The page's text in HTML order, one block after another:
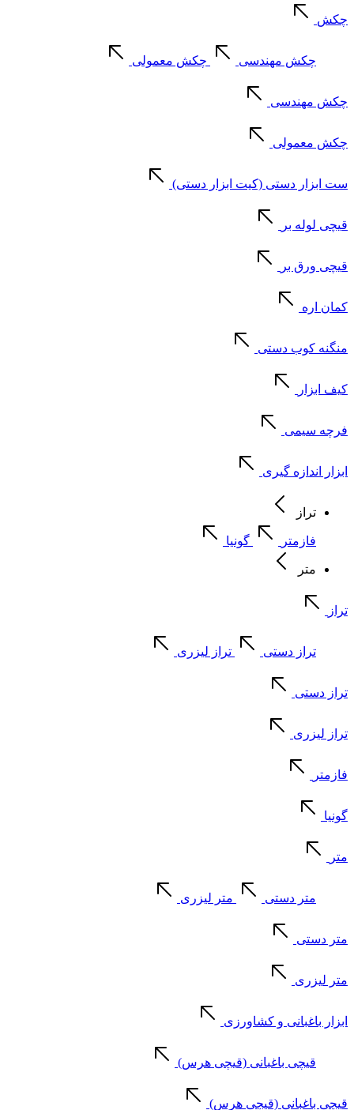
چکش
چکش مهندسی چکش معمولی
چکش مهندسی
چکش معمولی
ست ابزار دستی (کیت ابزار دستی)
قیچی لوله بر
قیچی ورق بر
کمان اره
منگنه کوب دستی
کیف ابزار
فرچه سیمی
ابزار اندازه گیری
تراز
فازمتر گونیا
متر
تراز
تراز دستی تراز لیزری
تراز دستی
تراز لیزری
فازمتر
گونیا
متر
متر دستی متر لیزری
متر دستی
متر لیزری
ابزار باغبانی و کشاورزی
قیچی باغبانی (قیچی هرس)
قیچی باغبانی (قیچی هرس)